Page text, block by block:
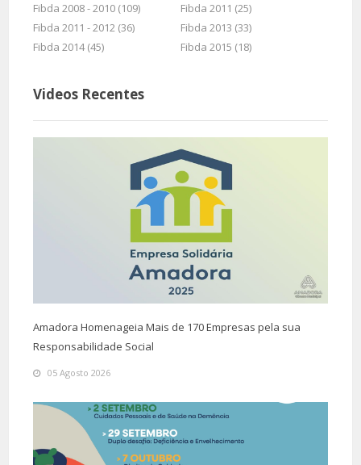
Fibda 2008 - 2010 (109)
Fibda 2011 (25)
Fibda 2011 - 2012 (36)
Fibda 2013 (33)
Fibda 2014 (45)
Fibda 2015 (18)
Videos Recentes
Amadora Homenageia Mais de 170 Empresas pela sua
Responsabilidade Social
05 Agosto 2026